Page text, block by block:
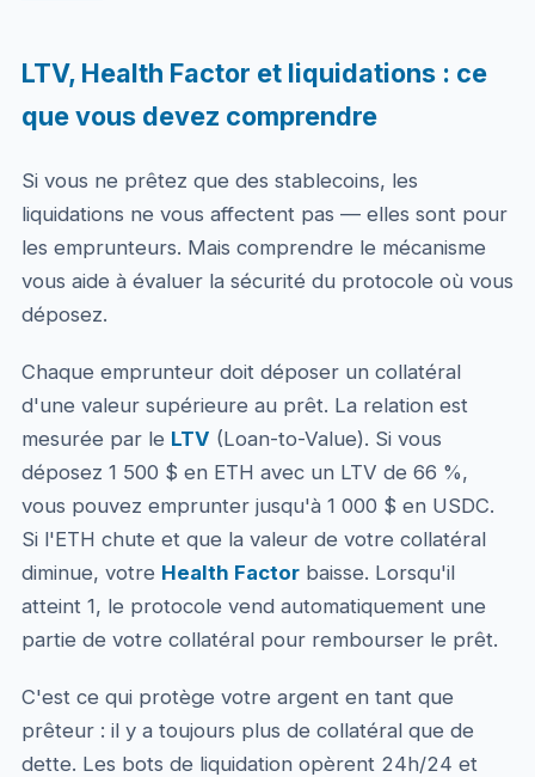
LTV, Health Factor et liquidations : ce
que vous devez comprendre
Si vous ne prêtez que des stablecoins, les
liquidations ne vous affectent pas — elles sont pour
les emprunteurs. Mais comprendre le mécanisme
vous aide à évaluer la sécurité du protocole où vous
déposez.
Chaque emprunteur doit déposer un collatéral
d'une valeur supérieure au prêt. La relation est
mesurée par le LTV (Loan-to-Value). Si vous
déposez 1 500 $ en ETH avec un LTV de 66 %,
vous pouvez emprunter jusqu'à 1 000 $ en USDC.
Si l'ETH chute et que la valeur de votre collatéral
diminue, votre Health Factorbaisse. Lorsqu'il
atteint 1, le protocole vend automatiquement une
partie de votre collatéral pour rembourser le prêt.
C'est ce qui protège votre argent en tant que
prêteur : il y a toujours plus de collatéral que de
dette. Les bots de liquidation opèrent 24h/24 et